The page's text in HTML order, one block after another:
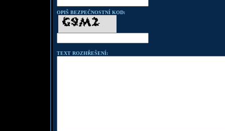
OPIŠ BEZPEČNOSTNÍ KOD:
TEXT ROZHŘEŠENÍ: